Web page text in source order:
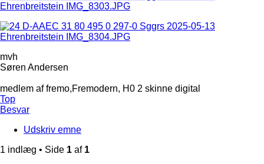
mvh
Søren Andersen
medlem af fremo,Fremodern, H0 2 skinne digital
Top
Besvar
Udskriv emne
1 indlæg • Side 1 af 1